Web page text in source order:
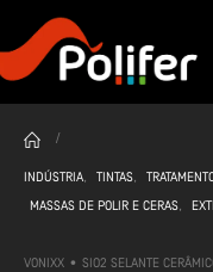
INDÚSTRIA, TINTAS,
MASSAS DE POLIR E CERAS,
VONIXX • SIO2 SELANTE